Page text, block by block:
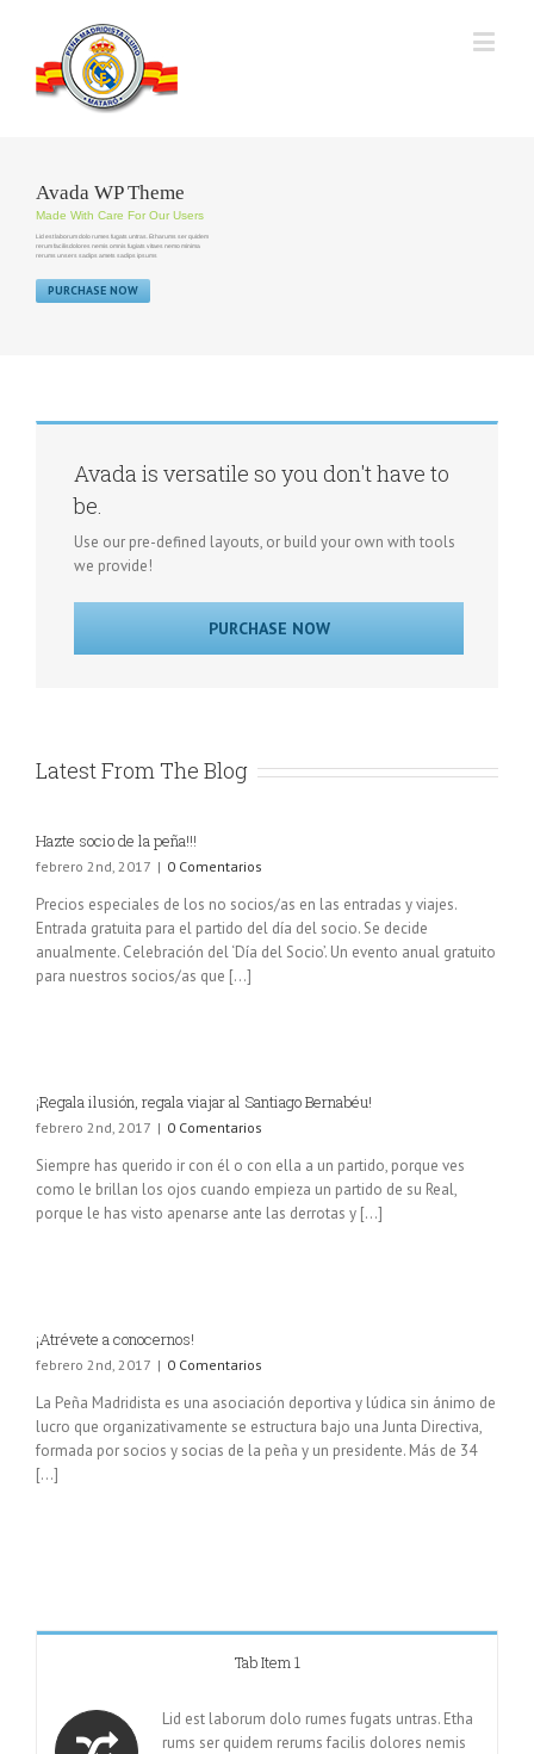
Avada WP Theme
Made With Care For Our Users
Lid est laborum dolo rumes fugats untras. Et harums ser quidem
rerum facilisdolores nemis omnis fugiats vitaes nemo minima
rerums unsers sadips amets sadips ipsums
PURCHASE NOW
Avada is versatile so you don't have to
be.
Use our pre-defined layouts, or build your own with tools
we provide!
PURCHASE NOW
Latest From The Blog
Hazte socio de la peña!!!
febrero 2nd, 2017 | 0 Comentarios
Precios especiales de los no socios/as en las entradas y viajes.
Entrada gratuita para el partido del día del socio. Se decide
anualmente. Celebración del ‘Día del Socio’. Un evento anual gratuito
para nuestros socios/as que [...]
¡Regala ilusión, regala viajar al Santiago Bernabéu!
febrero 2nd, 2017 | 0 Comentarios
Siempre has querido ir con él o con ella a un partido, porque ves
como le brillan los ojos cuando empieza un partido de su Real,
porque le has visto apenarse ante las derrotas y [...]
¡Atrévete a conocernos!
febrero 2nd, 2017 | 0 Comentarios
La Peña Madridista es una asociación deportiva y lúdica sin ánimo de
lucro que organizativamente se estructura bajo una Junta Directiva,
formada por socios y socias de la peña y un presidente. Más de 34
[...]
Tab Item 1
Lid est laborum dolo rumes fugats untras. Etha
rums ser quidem rerums facilis dolores nemis